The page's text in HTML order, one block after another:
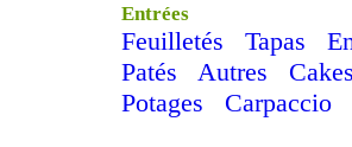
Entrées
Feuilletés Tapas
Patés
Autres
Potages
Carpaccio